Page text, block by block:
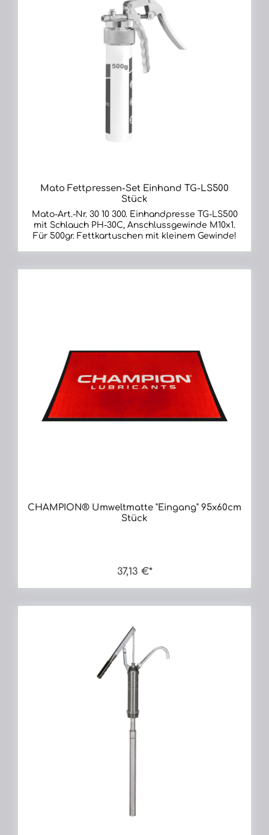
bar. Alle bereits bestens bekannten Vorteile der
MATO-Lube-Shuttle® Handhebelfettpresse
bleiben voll erhalten mit Schlauch PH-30C,
Anschlussgewinde M10x1 Für Lube Shuttle
Kartuschen mit 30mm Gewinde (Alle neuen
CHAMPION®-Kartuschen)!
Mato Fettpressen-Set Einhand TG-LS500
Stück
Mato-Art.-Nr. 30 10 300. Einhandpresse TG-LS500
mit Schlauch PH-30C, Anschlussgewinde M10x1.
Für 500gr. Fettkartuschen mit kleinem Gewinde!
CHAMPION® Umweltmatte "Eingang" 95x60cm
Stück
37,13 €*